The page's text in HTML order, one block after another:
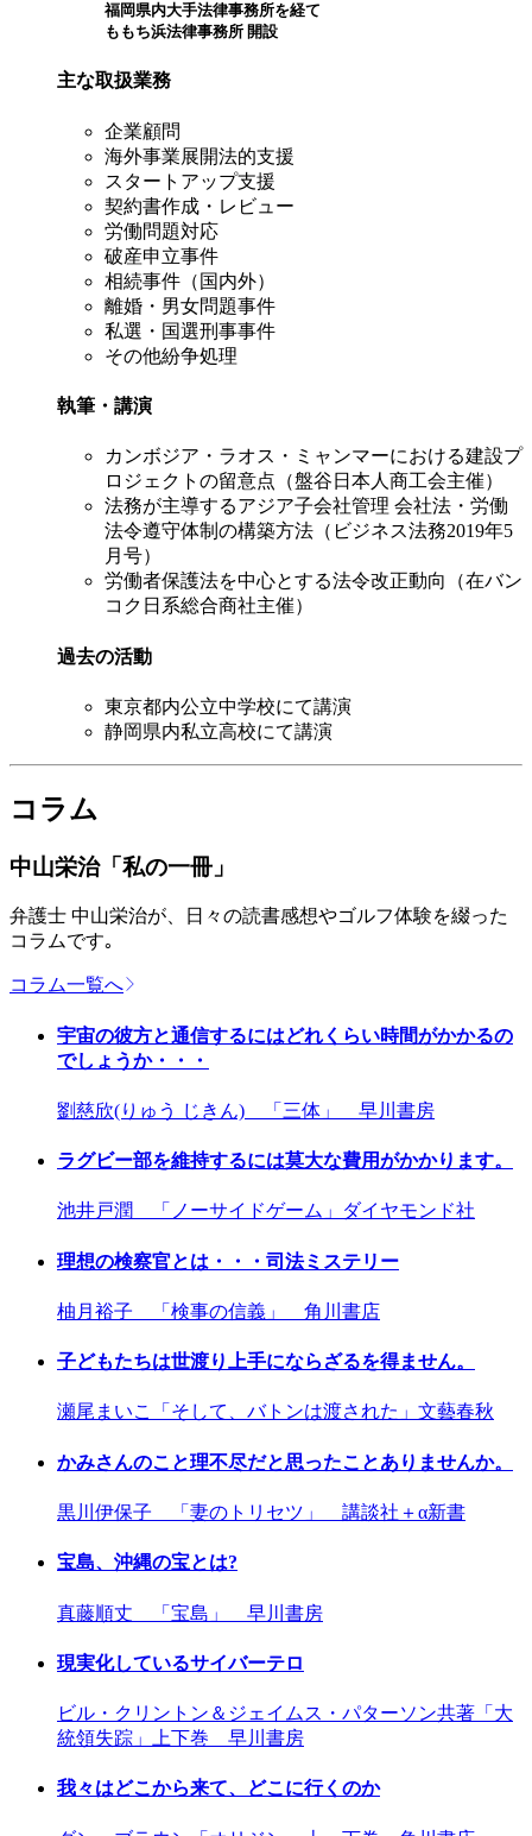
福岡県内大手法律事務所を経て
ももち浜法律事務所 開設
主な取扱業務
企業顧問
海外事業展開法的支援
スタートアップ支援
契約書作成・レビュー
労働問題対応
破産申立事件
相続事件（国内外）
離婚・男女問題事件
私選・国選刑事事件
その他紛争処理
執筆・講演
カンボジア・ラオス・ミャンマーにおける建設プ
ロジェクトの留意点（盤谷日本人商工会主催）
法務が主導するアジア子会社管理 会社法・労働
法令遵守体制の構築方法（ビジネス法務2019年5
月号）
労働者保護法を中心とする法令改正動向（在バン
コク日系総合商社主催）
過去の活動
東京都内公立中学校にて講演
静岡県内私立高校にて講演
コラム
中山栄治「私の一冊」
弁護士 中山栄治が、日々の読書感想やゴルフ体験を綴った
コラムです｡
コラム一覧へ
宇宙の彼方と通信するにはどれくらい時間がかかるの
でしょうか・・・
劉慈欣(りゅう じきん) 「三体」 早川書房
ラグビー部を維持するには莫大な費用がかかります。
池井戸潤 「ノーサイドゲーム」ダイヤモンド社
理想の検察官とは・・・司法ミステリー
柚月裕子 「検事の信義」 角川書店
子どもたちは世渡り上手にならざるを得ません。
瀬尾まいこ「そして、バトンは渡された」文藝春秋
かみさんのこと理不尽だと思ったことありませんか。
黒川伊保子 「妻のトリセツ」 講談社＋α新書
宝島、沖縄の宝とは?
真藤順丈 「宝島」 早川書房
現実化しているサイバーテロ
ビル・クリントン＆ジェイムス・パターソン共著「大
統領失踪」上下巻 早川書房
我々はどこから来て、どこに行くのか